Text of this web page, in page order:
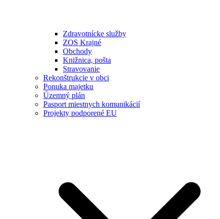
Zdravotnícke služby
ZOS Krajné
Obchody
Knižnica, pošta
Stravovanie
Rekonštrukcie v obci
Ponuka majetku
Územný plán
Pasport miestnych komunikácií
Projekty podporené EU